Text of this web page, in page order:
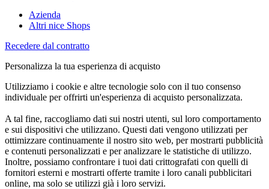
Azienda
Altri nice Shops
Recedere dal contratto
Personalizza la tua esperienza di acquisto
Utilizziamo i cookie e altre tecnologie solo con il tuo consenso
individuale per offrirti un'esperienza di acquisto personalizzata.
A tal fine, raccogliamo dati sui nostri utenti, sul loro comportamento
e sui dispositivi che utilizzano. Questi dati vengono utilizzati per
ottimizzare continuamente il nostro sito web, per mostrarti pubblicità
e contenuti personalizzati e per analizzare le statistiche di utilizzo.
Inoltre, possiamo confrontare i tuoi dati crittografati con quelli di
fornitori esterni e mostrarti offerte tramite i loro canali pubblicitari
online, ma solo se utilizzi già i loro servizi.